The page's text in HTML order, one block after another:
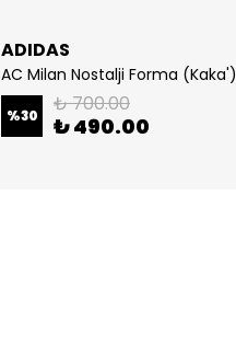
ADIDAS
AC Milan Nostalji Forma (Kaka')
%30 ₺ 700.00
₺ 490.00